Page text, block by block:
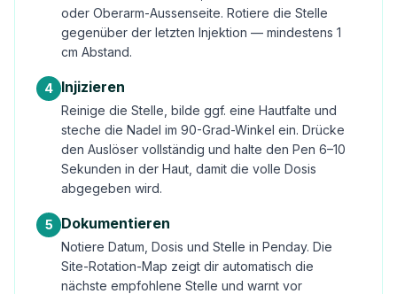
oder Oberarm-Aussenseite. Rotiere die Stelle
gegenüber der letzten Injektion — mindestens 1
cm Abstand.
4 Injizieren
Reinige die Stelle, bilde ggf. eine Hautfalte und
steche die Nadel im 90-Grad-Winkel ein. Drücke
den Auslöser vollständig und halte den Pen 6–10
Sekunden in der Haut, damit die volle Dosis
abgegeben wird.
5 Dokumentieren
Notiere Datum, Dosis und Stelle in Penday. Die
Site-Rotation-Map zeigt dir automatisch die
nächste empfohlene Stelle und warnt vor